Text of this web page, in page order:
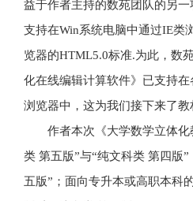
益于作者主持的数苑团队的另
支持在Win系统电脑中通过IE类
览器的HTML5.0标准.为此，数
化在线编辑计算软件》已支持
浏览器中，这为我们接下来了教
作者本次《大学数学立体
类 第五版”与“纯文科类 第四版
五版”；面向专升本或高职本科